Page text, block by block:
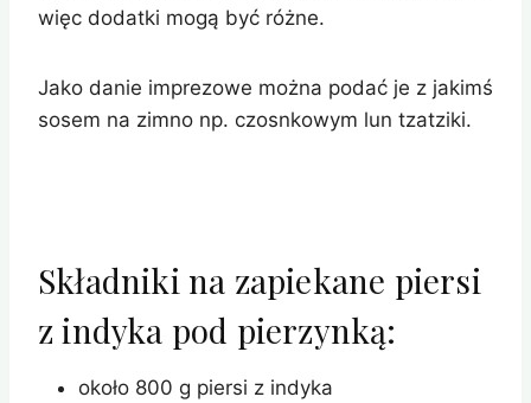
więc dodatki mogą być różne.
Jako danie imprezowe można podać je z jakimś
sosem na zimno np. czosnkowym lun tzatziki.
Składniki na zapiekane piersi
z indyka pod pierzynką:
około 800 g piersi z indyka